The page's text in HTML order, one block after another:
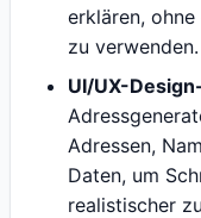
erklären,
zu verwenden.
UI/UX-
Adressen,
Daten, um
realistischer